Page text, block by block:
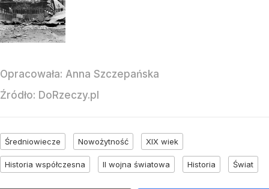
Opracowała: Anna Szczepańska
Źródło: DoRzeczy.pl
Średniowiecze Nowożytność XIX wiek
Historia współczesna II wojna światowa Historia Świat